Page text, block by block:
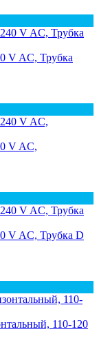
V AC, Трубка
V AC,
V AC, Трубка D
110-120